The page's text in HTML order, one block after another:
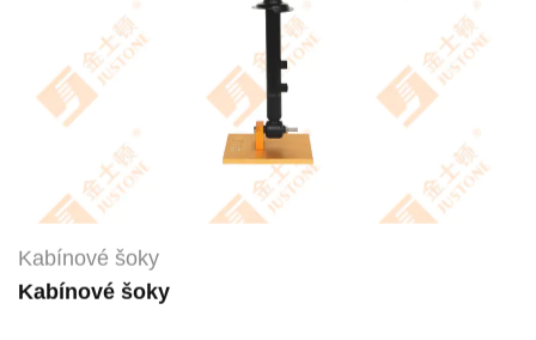
Kabínové šoky
Kabínové šoky